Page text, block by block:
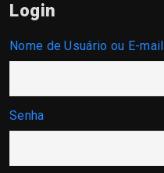
Login
Nome de Usuário ou E-mail
Senha